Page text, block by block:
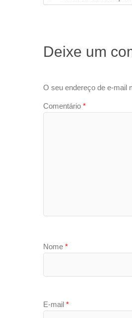
Deixe um
O seu endereço de e-mail
Comentário *
Nome *
E-mail *